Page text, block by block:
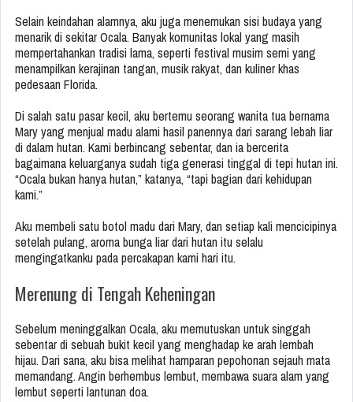
Selain keindahan alamnya, aku juga menemukan sisi budaya yang
menarik di sekitar Ocala. Banyak komunitas lokal yang masih
mempertahankan tradisi lama, seperti festival musim semi yang
menampilkan kerajinan tangan, musik rakyat, dan kuliner khas
pedesaan Florida.
Di salah satu pasar kecil, aku bertemu seorang wanita tua bernama
Mary yang menjual madu alami hasil panennya dari sarang lebah liar
di dalam hutan. Kami berbincang sebentar, dan ia bercerita
bagaimana keluarganya sudah tiga generasi tinggal di tepi hutan ini.
“Ocala bukan hanya hutan,” katanya, “tapi bagian dari kehidupan
kami.”
Aku membeli satu botol madu dari Mary, dan setiap kali mencicipinya
setelah pulang, aroma bunga liar dari hutan itu selalu
mengingatkanku pada percakapan kami hari itu.
Merenung di Tengah Keheningan
Sebelum meninggalkan Ocala, aku memutuskan untuk singgah
sebentar di sebuah bukit kecil yang menghadap ke arah lembah
hijau. Dari sana, aku bisa melihat hamparan pepohonan sejauh mata
memandang. Angin berhembus lembut, membawa suara alam yang
lembut seperti lantunan doa.